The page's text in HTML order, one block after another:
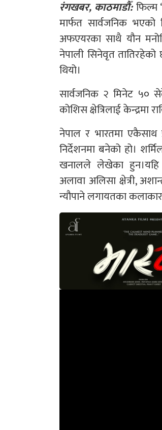
रंगखबर, काठमाडौँ:फिल्म
मार्फत सार्वजनिक भएको
अफएयरका साथै यौन
नेपाली सिनेवृत
थियो।
सार्वजनिक २ मिनेट ५०
कोशिस क्षेत्रिलाई केन्द्रमा
नेपाल र भारतमा एकैसाथ
निर्देशनमा बनेको हो।
खनालले लेखेका हुन।यहि
अलावा अलिसा क्षेत्री,
न्यौपाने लगायतका